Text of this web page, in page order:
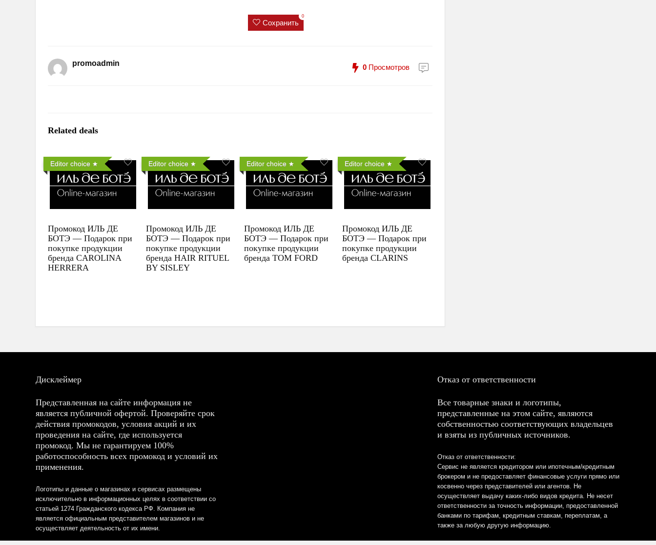
Сохранить
0
promoadmin 0 Просмотров
Related deals
Editor choice
Промокод ИЛЬ ДЕ
БОТЭ — Подарок при
покупке продукции
бренда CAROLINA
HERRERA
Editor choice
Промокод ИЛЬ ДЕ
БОТЭ — Подарок при
покупке продукции
бренда HAIR RITUEL
BY SISLEY
Editor choice
Промокод ИЛЬ ДЕ
БОТЭ — Подарок при
покупке продукции
бренда TOM FORD
Editor choice
Промокод ИЛЬ ДЕ
БОТЭ — Подарок при
покупке продукции
бренда CLARINS
Дисклеймер
Представленная на сайте информация не
является публичной офертой. Проверяйте срок
действия промокодов, условия акций и их
проведения на сайте, где используется
промокод. Мы не гарантируем 100%
работоспособность всех промокод и условий их
применения.
Логотипы и данные о магазинах и сервисах размещены
исключительно в информационных целях в соответствии со
статьей 1274 Гражданского кодекса РФ. Компания не
является официальным представителем магазинов и не
осуществляет деятельность от их имени.
Отказ от ответственности
Все товарные знаки и логотипы,
представленные на этом сайте, являются
собственностью соответствующих владельцев
и взяты из публичных источников.
Отказ от ответственности:
Сервис не является кредитором или ипотечным/кредитным
брокером и не предоставляет финансовые услуги прямо или
косвенно через представителей или агентов. Не
осуществляет выдачу каких-либо видов кредита. Не несет
ответственности за точность информации, предоставленной
банками по тарифам, кредитным ставкам, переплатам, а
также за любую другую информацию.